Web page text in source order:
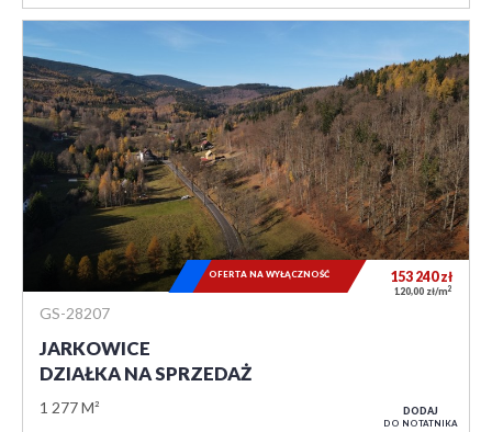
GS-28207
JARKOWICE
DZIAŁKA NA SPRZEDAŻ
1 277 M²
153 240zł
120,00 zł/m2
OFERTA NA WYŁĄCZNOŚĆ
DODAJ
DO NOTATNIKA